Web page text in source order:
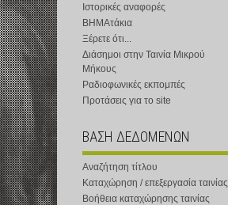
Ιστορικές αναφορές
ΒΗΜΑτάκια
Ξέρετε ότι...
Διάσημοι στην Ταινία Μικρού
Μήκους
Ραδιοφωνικές εκπομπές
Προτάσεις για το site
ΒΑΣΗ ΔΕΔΟΜΕΝΩΝ
Αναζήτηση τίτλου
Καταχώρηση / επεξεργασία ταινίας
Βοήθεια καταχώρησης ταινίας